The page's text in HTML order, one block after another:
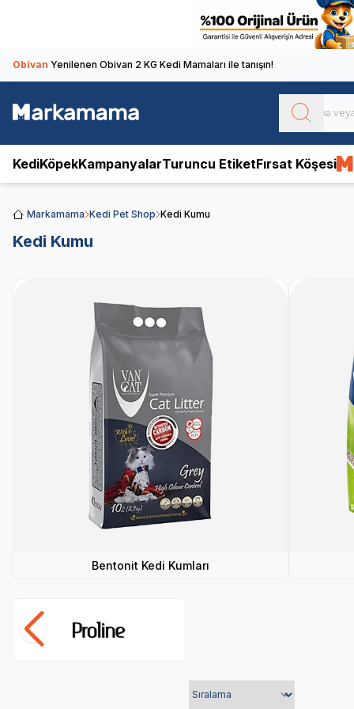
Obivan Yenilenen Obivan 2 KG Kedi Mamaları ile tanışın!
KediKöpekKampanyalarTuruncu EtiketFırsat Köşesi
Markamama Kedi Pet Shop Kedi Kumu
Kedi Kumu
Bentonit Kedi Kumları